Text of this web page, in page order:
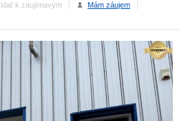
k zaujímavým Mám záujem